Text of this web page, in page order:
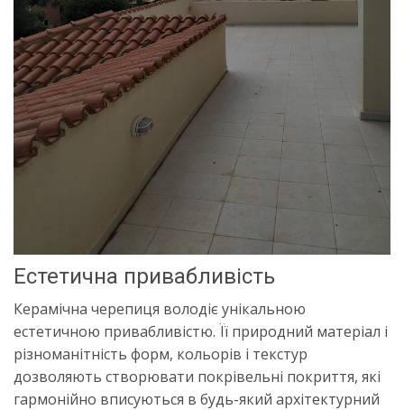
Естетична привабливість
Керамічна черепиця володіє унікальною
естетичною привабливістю. Її природний матеріал і
різноманітність форм, кольорів і текстур
дозволяють створювати покрівельні покриття, які
гармонійно вписуються в будь-який архітектурний